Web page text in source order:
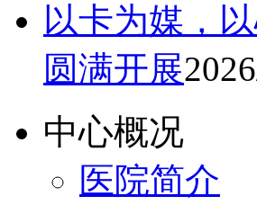
以卡为媒，
圆满开展
中心概况
医院简介